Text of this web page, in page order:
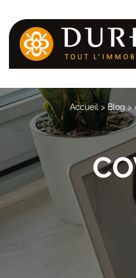
Accueil> Blog>